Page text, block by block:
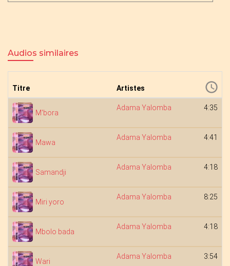
Audios similaires
Titre Artistes
M'bora
Adama Yalomba 4:35
Mawa
Adama Yalomba 4:41
Samandji
Adama Yalomba 4:18
Miri yoro
Adama Yalomba 8:25
Mbolo bada
Adama Yalomba 4:18
Wari
Adama Yalomba 3:54